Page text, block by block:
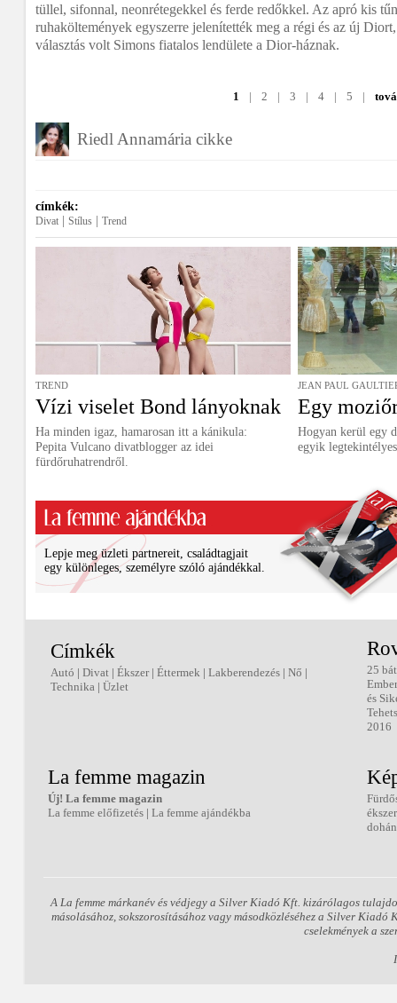
tüllel, sifonnal, neonrétegekkel és ferde redőkkel. Az apró kis
ruhaköltemények egyszerre jelenítették meg a régi és az új
választás volt Simons fiatalos lendülete a Dior-háznak.
1 | 2 | 3 | 4 | 5 |
Riedl Annamária cikke
címkék:
Divat Stílus Trend
TREND
Vízi viselet Bond lányoknak
Ha minden igaz, hamarosan itt a kánikula:
Pepita Vulcano divatblogger az idei
fürdőruhatrendről.
JEAN PAUL
Egy
Hogyan kerül egy
egyik
Lepje meg üzleti partnereit, családtagjait
egy különleges, személyre szóló ajándékkal.
Címkék
Autó | Divat | Ékszer| Éttermek | Lakberendezés | Nő |
Technika | Üzlet
25
és
2016
La femme magazin
Új! La femme magazin
La femme előfizetés | La femme ajándékba
A La femme márkanév és védjegy a Silver Kiadó Kft. kizárólagos
másolásához, sokszorosításához vagy másodközléséhez a Silver
cselekmények a